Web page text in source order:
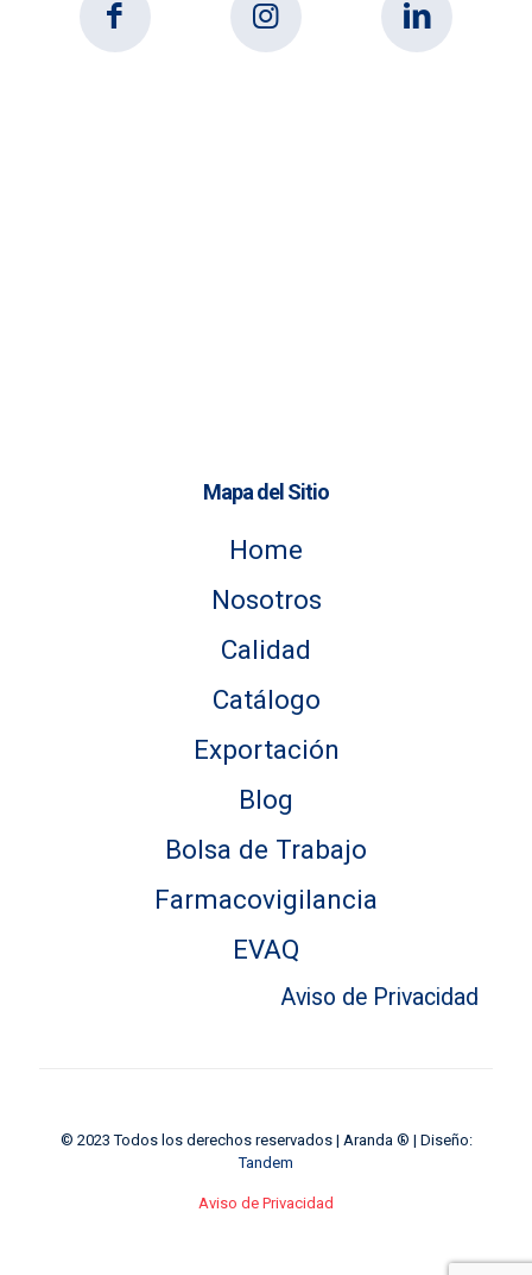
Mapa del Sitio
Home
Nosotros
Calidad
Catálogo
Exportación
Blog
Bolsa de Trabajo
Farmacovigilancia
EVAQ
Aviso de Privacidad
© 2023 Todos los derechos reservados | Aranda ® | Diseño:
Tandem
Aviso de Privacidad